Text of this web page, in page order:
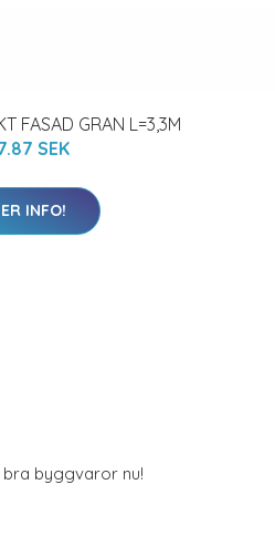
FASAD GRAN L=3,3M
SEK
INFO!
byggvaror nu!